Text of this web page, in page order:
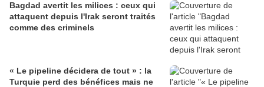
Bagdad avertit les milices : ceux qui
attaquent depuis l'Irak seront traités
comme des criminels
« Le pipeline décidera de tout » : la
Turquie perd des bénéfices mais ne